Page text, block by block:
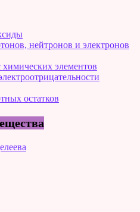
нейтронов и электронов
элементов
остатков